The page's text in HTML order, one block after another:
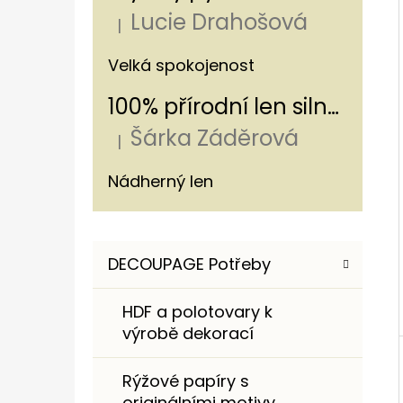
Hodnocení produktu je 5 z 5
| Lucie Drahošová
Velká spokojenost
100% přírodní len silný - s pruhem 320g/m
Hodnocení produktu je 5 z 5
| Šárka Záděrová
Nádherný len
Přeskočit
kategorie
T
O
DECOUPAGE Potřeby
HDF a polotovary k
výrobě dekorací
Rýžové papíry s
ROMANTICKÁ NÁKUPNÍ TAŠKA S
HORTENZIÍ A KRAJKOU
250 Kč